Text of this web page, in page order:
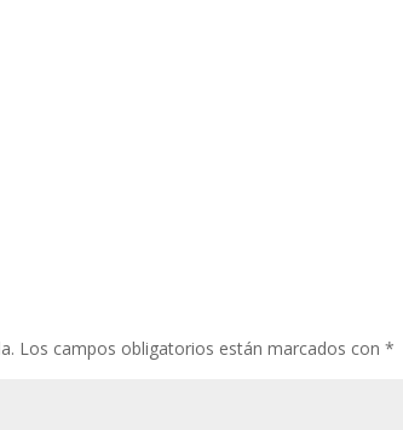
Los campos obligatorios están marcados con *